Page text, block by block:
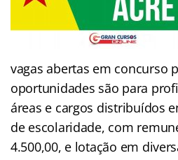
vagas abertas em concurso
oportunidades são para
áreas e cargos distribuídos
de escolaridade, com
4.500,00, e lotação em